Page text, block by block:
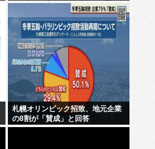
札幌オリンピック招致、地元企業
の8割が「賛成」と回答